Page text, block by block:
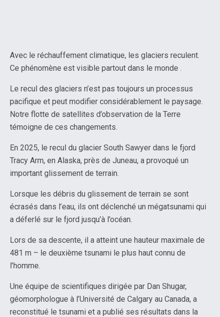
Avec le réchauffement climatique, les glaciers reculent.
Ce phénomène est visible partout dans le monde .
Le recul des glaciers n’est pas toujours un processus
pacifique et peut modifier considérablement le paysage.
Notre flotte de satellites d’observation de la Terre
témoigne de ces changements.
En 2025, le recul du glacier South Sawyer dans le fjord
Tracy Arm, en Alaska, près de Juneau, a provoqué un
important glissement de terrain.
Lorsque les débris du glissement de terrain se sont
écrasés dans l’eau, ils ont déclenché un mégatsunami qui
a déferlé sur le fjord jusqu’à l’océan.
Lors de sa descente, il a atteint une hauteur maximale de
481 m – le deuxième tsunami le plus haut connu de
l’homme.
Une équipe de scientifiques dirigée par Dan Shugar,
géomorphologue à l’Université de Calgary au Canada, a
reconstitué le tsunami et a publié ses résultats dans la